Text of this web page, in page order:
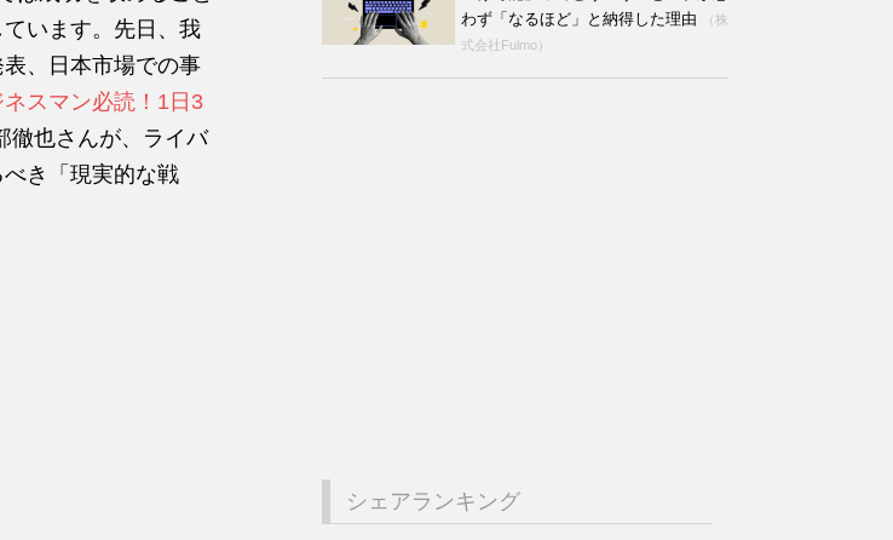
います。先日、我
、日本市場での事
ネスマン必読！1日3
徹也さんが、ライバ
き「現実的な戦
わず「なるほど」と納得した理由
（株
式会社Fulmo）
シェアランキング